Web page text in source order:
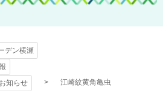
デン横瀬
知らせ
江崎紋黄角亀虫